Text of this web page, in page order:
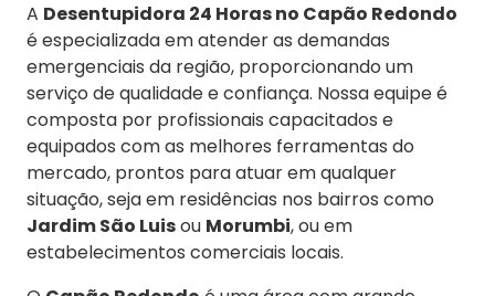
A Desentupidora 24 Horas no Capão Redondo
é especializada em atender as demandas
emergenciais da região, proporcionando um
serviço de qualidade e confiança. Nossa equipe é
composta por profissionais capacitados e
equipados com as melhores ferramentas do
mercado, prontos para atuar em qualquer
situação, seja em residências nos bairros como
Jardim São Luisou Morumbi, ou em
estabelecimentos comerciais locais.